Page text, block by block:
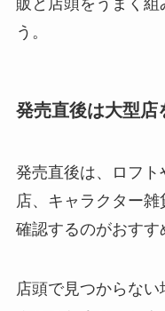
販と店頭をうまく組
う。
発売直後は大型店
発売直後は、ロフ
店、キャラクター
確認するのがおすす
店頭で見つからな